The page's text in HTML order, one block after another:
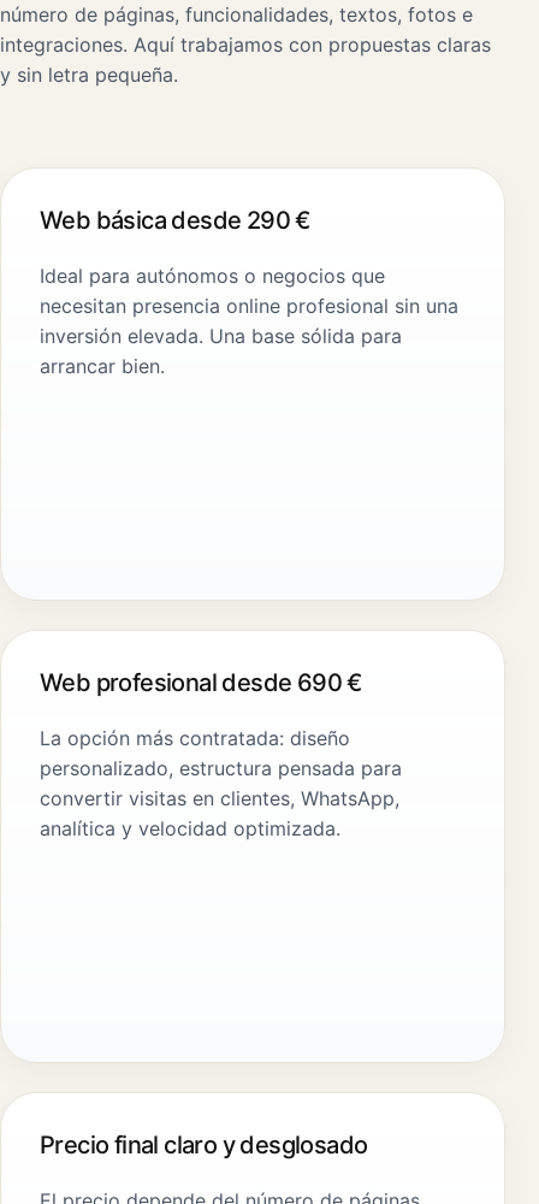
número de páginas, funcionalidades, textos, fotos e
integraciones. Aquí trabajamos con propuestas claras
y sin letra pequeña.
Web básica desde 290 €
Ideal para autónomos o negocios que
necesitan presencia online profesional sin una
inversión elevada. Una base sólida para
arrancar bien.
Web profesional desde 690 €
La opción más contratada: diseño
personalizado, estructura pensada para
convertir visitas en clientes, WhatsApp,
analítica y velocidad optimizada.
Precio final claro y desglosado